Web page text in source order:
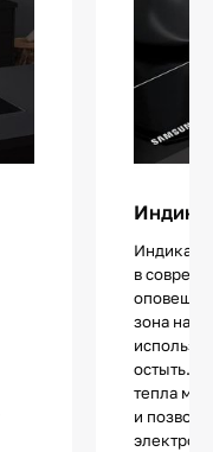
в
зона
остыть.
тепла
и